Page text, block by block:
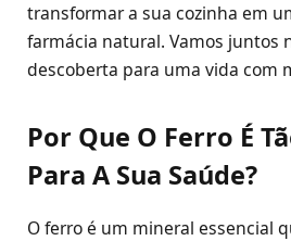
transformar a sua cozinha em
farmácia natural. Vamos juntos
descoberta para uma vida com
Por Que O Ferro É
Para A Sua Saúde?
O ferro é um mineral essencial